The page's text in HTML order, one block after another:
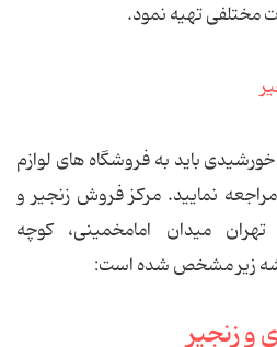
مختلفی تهیه نمود.
باید به فروشگاه های لوازم
نمایید. مرکز فروش زنجیر و
میدان امام‏خمینی، کوچه
زیر مشخص شده است: